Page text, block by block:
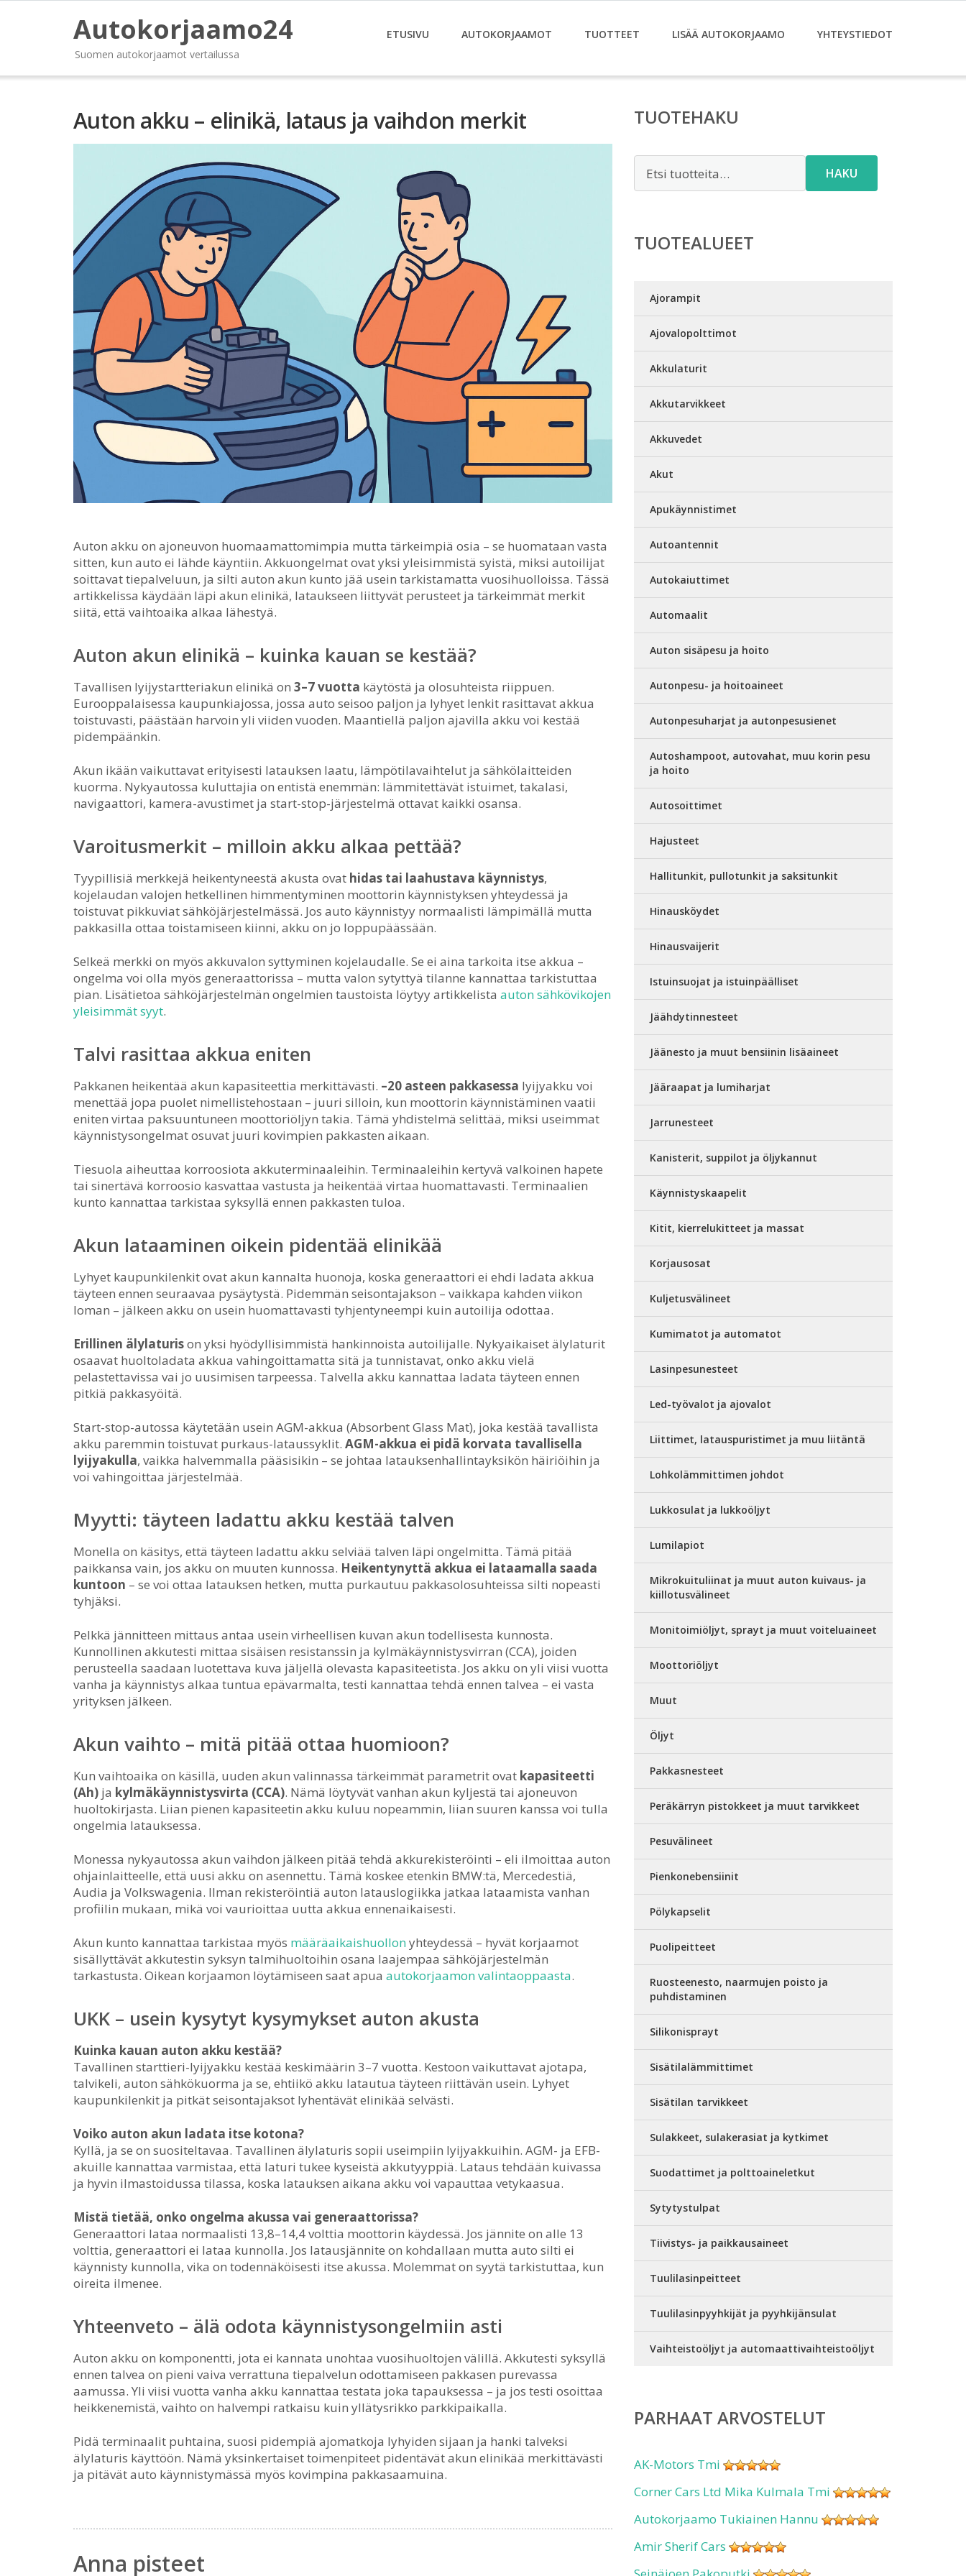
Autokorjaamo24
Suomen autokorjaamot vertailussa
ETUSIVU AUTOKORJAAMOT TUOTTEET LISÄÄ AUTOKORJAAMO YHTEYSTIEDOT
Auton akku – elinikä, lataus ja vaihdon merkit
Auton akku on ajoneuvon huomaamattomimpia mutta tärkeimpiä osia – se huomataan vasta
sitten, kun auto ei lähde käyntiin. Akkuongelmat ovat yksi yleisimmistä syistä, miksi autoilijat
soittavat tiepalveluun, ja silti auton akun kunto jää usein tarkistamatta vuosihuolloissa. Tässä
artikkelissa käydään läpi akun elinikä, lataukseen liittyvät perusteet ja tärkeimmät merkit
siitä, että vaihtoaika alkaa lähestyä.
Auton akun elinikä – kuinka kauan se kestää?
Tavallisen lyijystartteriakun elinikä on 3–7 vuotta käytöstä ja olosuhteista riippuen.
Eurooppalaisessa kaupunkiajossa, jossa auto seisoo paljon ja lyhyet lenkit rasittavat akkua
toistuvasti, päästään harvoin yli viiden vuoden. Maantiellä paljon ajavilla akku voi kestää
pidempäänkin.
Akun ikään vaikuttavat erityisesti latauksen laatu, lämpötilavaihtelut ja sähkölaitteiden
kuorma. Nykyautossa kuluttajia on entistä enemmän: lämmitettävät istuimet, takalasi,
navigaattori, kamera-avustimet ja start-stop-järjestelmä ottavat kaikki osansa.
Varoitusmerkit – milloin akku alkaa pettää?
Tyypillisiä merkkejä heikentyneestä akusta ovat hidas tai laahustava käynnistys,
kojelaudan valojen hetkellinen himmentyminen moottorin käynnistyksen yhteydessä ja
toistuvat pikkuviat sähköjärjestelmässä. Jos auto käynnistyy normaalisti lämpimällä mutta
pakkasilla ottaa toistamiseen kiinni, akku on jo loppupäässään.
Selkeä merkki on myös akkuvalon syttyminen kojelaudalle. Se ei aina tarkoita itse akkua –
ongelma voi olla myös generaattorissa – mutta valon sytyttyä tilanne kannattaa tarkistuttaa
pian. Lisätietoa sähköjärjestelmän ongelmien taustoista löytyy artikkelista auton sähkövikojen
yleisimmät syyt.
Talvi rasittaa akkua eniten
Pakkanen heikentää akun kapasiteettia merkittävästi. –20 asteen pakkasessa lyijyakku voi
menettää jopa puolet nimellistehostaan – juuri silloin, kun moottorin käynnistäminen vaatii
eniten virtaa paksuuntuneen moottoriöljyn takia. Tämä yhdistelmä selittää, miksi useimmat
käynnistysongelmat osuvat juuri kovimpien pakkasten aikaan.
Tiesuola aiheuttaa korroosiota akkuterminaaleihin. Terminaaleihin kertyvä valkoinen hapete
tai sinertävä korroosio kasvattaa vastusta ja heikentää virtaa huomattavasti. Terminaalien
kunto kannattaa tarkistaa syksyllä ennen pakkasten tuloa.
Akun lataaminen oikein pidentää elinikää
Lyhyet kaupunkilenkit ovat akun kannalta huonoja, koska generaattori ei ehdi ladata akkua
täyteen ennen seuraavaa pysäytystä. Pidemmän seisontajakson – vaikkapa kahden viikon
loman – jälkeen akku on usein huomattavasti tyhjentyneempi kuin autoilija odottaa.
Erillinen älylaturison yksi hyödyllisimmistä hankinnoista autoilijalle. Nykyaikaiset älylaturit
osaavat huoltoladata akkua vahingoittamatta sitä ja tunnistavat, onko akku vielä
pelastettavissa vai jo uusimisen tarpeessa. Talvella akku kannattaa ladata täyteen ennen
pitkiä pakkasyöitä.
Start-stop-autossa käytetään usein AGM-akkua (Absorbent Glass Mat), joka kestää tavallista
akku paremmin toistuvat purkaus-lataussyklit. AGM-akkua ei pidä korvata tavallisella
lyijyakulla, vaikka halvemmalla pääsisikin – se johtaa latauksenhallintayksikön häiriöihin ja
voi vahingoittaa järjestelmää.
Myytti: täyteen ladattu akku kestää talven
Monella on käsitys, että täyteen ladattu akku selviää talven läpi ongelmitta. Tämä pitää
paikkansa vain, jos akku on muuten kunnossa. Heikentynyttä akkua ei lataamalla saada
kuntoon – se voi ottaa latauksen hetken, mutta purkautuu pakkasolosuhteissa silti nopeasti
tyhjäksi.
Pelkkä jännitteen mittaus antaa usein virheellisen kuvan akun todellisesta kunnosta.
Kunnollinen akkutesti mittaa sisäisen resistanssin ja kylmäkäynnistysvirran (CCA), joiden
perusteella saadaan luotettava kuva jäljellä olevasta kapasiteetista. Jos akku on yli viisi vuotta
vanha ja käynnistys alkaa tuntua epävarmalta, testi kannattaa tehdä ennen talvea – ei vasta
yrityksen jälkeen.
Akun vaihto – mitä pitää ottaa huomioon?
Kun vaihtoaika on käsillä, uuden akun valinnassa tärkeimmät parametrit ovat kapasiteetti
(Ah) ja kylmäkäynnistysvirta (CCA). Nämä löytyvät vanhan akun kyljestä tai ajoneuvon
huoltokirjasta. Liian pienen kapasiteetin akku kuluu nopeammin, liian suuren kanssa voi tulla
ongelmia latauksessa.
Monessa nykyautossa akun vaihdon jälkeen pitää tehdä akkurekisteröinti – eli ilmoittaa auton
ohjainlaitteelle, että uusi akku on asennettu. Tämä koskee etenkin BMW:tä, Mercedestiä,
Audia ja Volkswagenia. Ilman rekisteröintiä auton latauslogiikka jatkaa lataamista vanhan
profiilin mukaan, mikä voi vaurioittaa uutta akkua ennenaikaisesti.
Akun kunto kannattaa tarkistaa myös määräaikaishuollonyhteydessä – hyvät korjaamot
sisällyttävät akkutestin syksyn talmihuoltoihin osana laajempaa sähköjärjestelmän
tarkastusta. Oikean korjaamon löytämiseen saat apua autokorjaamon valintaoppaasta.
UKK – usein kysytyt kysymykset auton akusta
Kuinka kauan auton akku kestää?
Tavallinen starttieri-lyijyakku kestää keskimäärin 3–7 vuotta. Kestoon vaikuttavat ajotapa,
talvikeli, auton sähkökuorma ja se, ehtiikö akku latautua täyteen riittävän usein. Lyhyet
kaupunkilenkit ja pitkät seisontajaksot lyhentävät elinikää selvästi.
Voiko auton akun ladata itse kotona?
Kyllä, ja se on suositeltavaa. Tavallinen älylaturis sopii useimpiin lyijyakkuihin. AGM- ja EFB-
akuille kannattaa varmistaa, että laturi tukee kyseistä akkutyyppiä. Lataus tehdään kuivassa
ja hyvin ilmastoidussa tilassa, koska latauksen aikana akku voi vapauttaa vetykaasua.
Mistä tietää, onko ongelma akussa vai generaattorissa?
Generaattori lataa normaalisti 13,8–14,4 volttia moottorin käydessä. Jos jännite on alle 13
volttia, generaattori ei lataa kunnolla. Jos latausjännite on kohdallaan mutta auto silti ei
käynnisty kunnolla, vika on todennäköisesti itse akussa. Molemmat on syytä tarkistuttaa, kun
oireita ilmenee.
Yhteenveto – älä odota käynnistysongelmiin asti
Auton akku on komponentti, jota ei kannata unohtaa vuosihuoltojen välillä. Akkutesti syksyllä
ennen talvea on pieni vaiva verrattuna tiepalvelun odottamiseen pakkasen purevassa
aamussa. Yli viisi vuotta vanha akku kannattaa testata joka tapauksessa – ja jos testi osoittaa
heikkenemistä, vaihto on halvempi ratkaisu kuin yllätysrikko parkkipaikalla.
Pidä terminaalit puhtaina, suosi pidempiä ajomatkoja lyhyiden sijaan ja hanki talveksi
älylaturis käyttöön. Nämä yksinkertaiset toimenpiteet pidentävät akun elinikää merkittävästi
ja pitävät auto käynnistymässä myös kovimpina pakkasaamuina.
Anna pisteet
TUOTEHAKU
HAKU
TUOTEALUEET
Ajorampit
Ajovalopolttimot
Akkulaturit
Akkutarvikkeet
Akkuvedet
Akut
Apukäynnistimet
Autoantennit
Autokaiuttimet
Automaalit
Auton sisäpesu ja hoito
Autonpesu- ja hoitoaineet
Autonpesuharjat ja autonpesusienet
Autoshampoot, autovahat, muu korin pesu
ja hoito
Autosoittimet
Hajusteet
Hallitunkit, pullotunkit ja saksitunkit
Hinausköydet
Hinausvaijerit
Istuinsuojat ja istuinpäälliset
Jäähdytinnesteet
Jäänesto ja muut bensiinin lisäaineet
Jääraapat ja lumiharjat
Jarrunesteet
Kanisterit, suppilot ja öljykannut
Käynnistyskaapelit
Kitit, kierrelukitteet ja massat
Korjausosat
Kuljetusvälineet
Kumimatot ja automatot
Lasinpesunesteet
Led-työvalot ja ajovalot
Liittimet, latauspuristimet ja muu liitäntä
Lohkolämmittimen johdot
Lukkosulat ja lukkoöljyt
Lumilapiot
Mikrokuituliinat ja muut auton kuivaus- ja
kiillotusvälineet
Monitoimiöljyt, sprayt ja muut voiteluaineet
Moottoriöljyt
Muut
Öljyt
Pakkasnesteet
Peräkärryn pistokkeet ja muut tarvikkeet
Pesuvälineet
Pienkonebensiinit
Pölykapselit
Puolipeitteet
Ruosteenesto, naarmujen poisto ja
puhdistaminen
Silikonisprayt
Sisätilalämmittimet
Sisätilan tarvikkeet
Sulakkeet, sulakerasiat ja kytkimet
Suodattimet ja polttoaineletkut
Sytytystulpat
Tiivistys- ja paikkausaineet
Tuulilasinpeitteet
Tuulilasinpyyhkijät ja pyyhkijänsulat
Vaihteistoöljyt ja automaattivaihteistoöljyt
PARHAAT ARVOSTELUT
AK-Motors Tmi
Corner Cars Ltd Mika Kulmala Tmi
Autokorjaamo Tukiainen Hannu
Amir Sherif Cars